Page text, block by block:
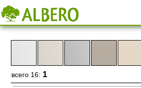
всего 16: 1